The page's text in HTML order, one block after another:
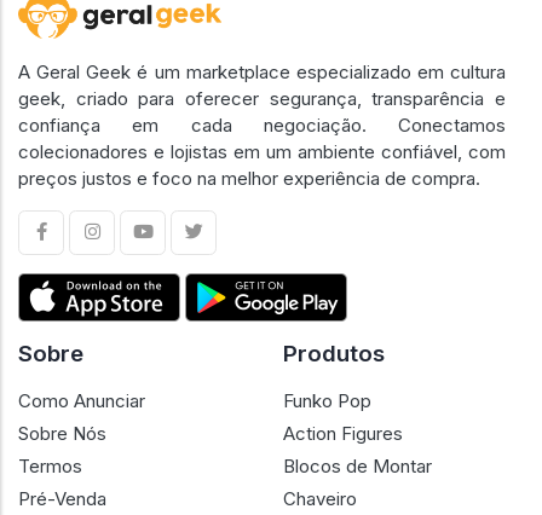
A Geral Geek é um marketplace especializado em cultura
geek, criado para oferecer segurança, transparência e
confiança em cada negociação. Conectamos
colecionadores e lojistas em um ambiente confiável, com
preços justos e foco na melhor experiência de compra.
Sobre
Como Anunciar
Sobre Nós
Termos
Pré-Venda
Produtos
Funko Pop
Action Figures
Blocos de Montar
Chaveiro